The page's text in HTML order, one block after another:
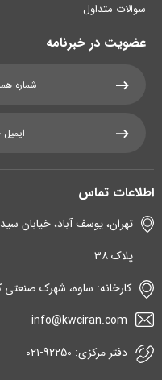
سوالات متداول
عضویت در خبرنامه
اطلاعات تماس
پلاک ۳۸
کارخانه: ساوه، شهرک صنعتی
info@kwciran.com
دفتر مرکزی: 92250-۰۲۱